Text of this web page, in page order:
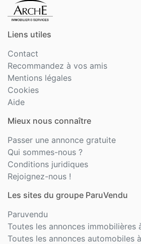
Liens utiles
Contact
Recommandez à vos amis
Mentions légales
Cookies
Aide
Mieux nous connaître
Passer une annonce gratuite
Qui sommes-nous ?
Conditions juridiques
Rejoignez-nous !
Les sites du groupe ParuVendu
Paruvendu
Toutes les annonces immobilières
Toutes les annonces automobiles